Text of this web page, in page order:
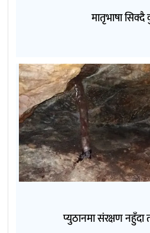
मातृभाषा
प्युठानमा संरक्षण नहुँदा